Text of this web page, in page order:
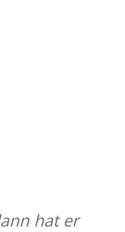
hat er